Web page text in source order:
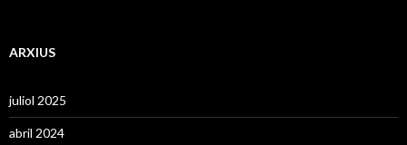
ARXIUS
juliol 2025
abril 2024